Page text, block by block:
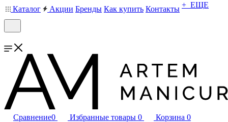
Каталог Акции Бренды Как купить Контакты + ЕЩЕ
Сравнение0 Избранные товары 0 Корзина 0